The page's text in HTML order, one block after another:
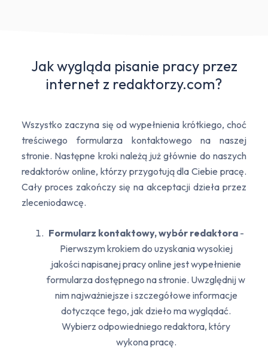
Jak wygląda pisanie pracy przez
internet z redaktorzy.com?
Wszystko zaczyna się od wypełnienia krótkiego, choć
treściwego formularza kontaktowego na naszej
stronie. Następne kroki należą już głównie do naszych
redaktorów online, którzy przygotują dla Ciebie pracę.
Cały proces zakończy się na akceptacji dzieła przez
zleceniodawcę.
Formularz kontaktowy, wybór redaktora-
Pierwszym krokiem do uzyskania wysokiej
jakości napisanej pracy online jest wypełnienie
formularza dostępnego na stronie. Uwzględnij w
nim najważniejsze i szczegółowe informacje
dotyczące tego, jak dzieło ma wyglądać.
Wybierz odpowiedniego redaktora, który
wykona pracę.